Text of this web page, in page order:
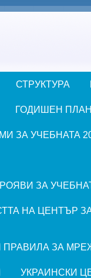
СТРУКТУРА
ГОДИШЕН ПЛАН
УЧЕБНАТА
ЗА
НА ЦЕНТЪР
ПРАВИЛА ЗА
УКРАИНСКИ